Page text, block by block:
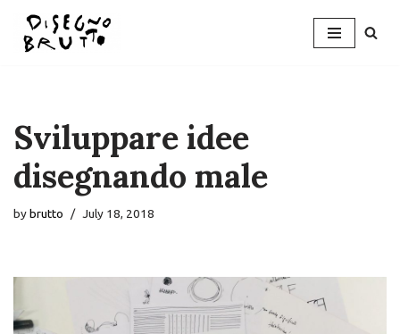
Skip
Sviluppare idee
disegnando male
bybrutto July 18, 2018